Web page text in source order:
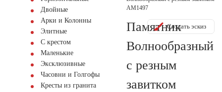
Двойные
Арки и Колонны
Элитные
С крестом
Маленькие
Эксклюзивные
Часовни и Голгофы
Кресты из гранита
AM1497
Памятник
Волнообразный
с резным
завитком
Создать эскиз